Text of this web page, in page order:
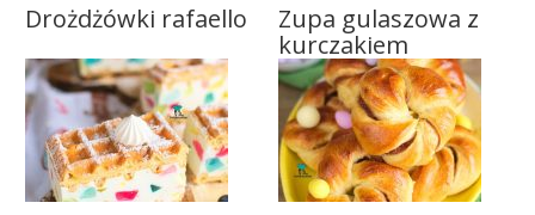
Drożdżówki rafaello
Zupa gulaszowa z
kurczakiem